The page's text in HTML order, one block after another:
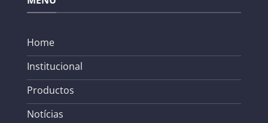
Home
Institucional
Productos
Notícias